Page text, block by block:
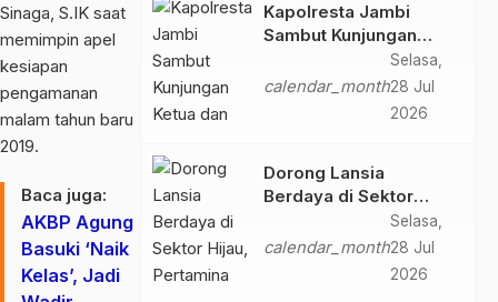
Sinaga, S.IK saat
memimpin apel
kesiapan
pengamanan
malam tahun baru
2019.
Baca juga:
AKBP Agung
Basuki ‘Naik
Kelas’, Jadi
Gram Sabu
Kapolresta Jambi
Sambut Kunjungan
Ketua dan Pengurus
PWI Kota Jambi
Perkuat Sinergi dan
calendar_month
Selasa,
28 Jul
2026
Dorong Lansia
Berdaya di Sektor
Hijau, Pertamina EP
Jambi Gagas
Lansiapreneur Batik
calendar_month
Selasa,
28 Jul
2026